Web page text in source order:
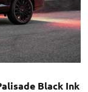
Black Ink